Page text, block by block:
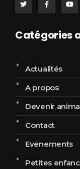
Catégories
Actualités
A propos
Devenir
Contact
Evenements
Petites